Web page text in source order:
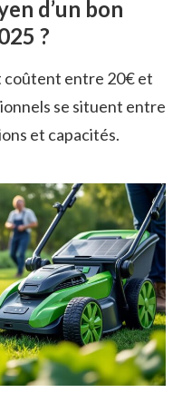
d’un bon
?
coûtent entre 20€ et
se situent entre
et capacités.